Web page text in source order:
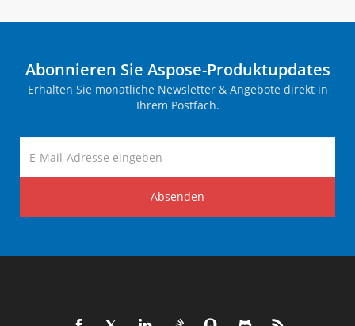
Abonnieren Sie Aspose-Produktupdates
Erhalten Sie monatliche Newsletter & Angebote direkt in
Ihrem Postfach.
Absenden